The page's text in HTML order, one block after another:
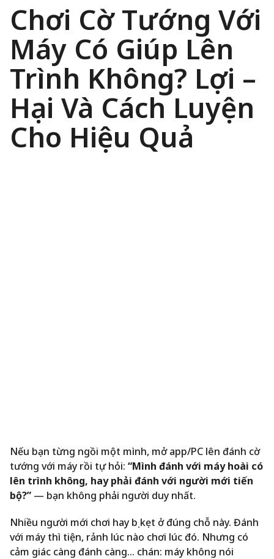
Chơi Cờ Tướng Với
Máy Có Giúp Lên
Trình Không? Lợi –
Hại Và Cách Luyện
Cho Hiệu Quả
Nếu bạn từng ngồi một mình, mở app/PC lên đánh cờ
tướng với máy rồi tự hỏi: “Mình đánh với máy hoài có
lên trình không, hay phải đánh với người mới tiến
bộ?” — bạn không phải người duy nhất.
Nhiều người mới chơi hay bị kẹt ở đúng chỗ này. Đánh
với máy thì tiện, rảnh lúc nào chơi lúc đó. Nhưng có
cảm giác càng đánh càng… chán: máy không nói